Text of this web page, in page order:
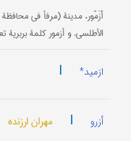
أَزَمّور، مدينة (مرفأ في
الأطلسي. و أزمور كلمة بربرية
ازمید* |
أزرو | مهران ارزنده